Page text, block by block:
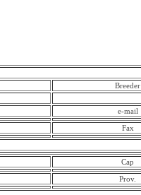
Breeder
e-mail
Fax
Cap
Prov.